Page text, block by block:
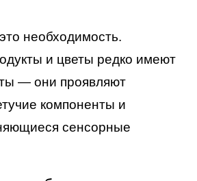
необходимость.
и цветы редко имеют
— они проявляют
компоненты и
сенсорные